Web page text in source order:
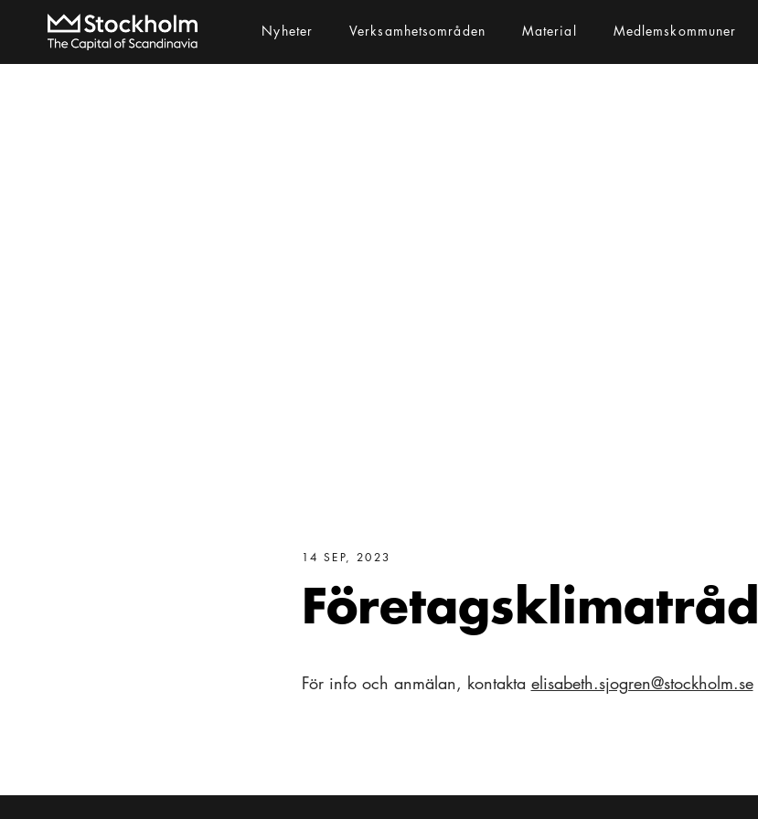
Nyheter Verksamhetsområden Material Medlemskommuner
14 SEP, 2023
Företagsklimatråd
För info och anmälan, kontakta elisabeth.sjogren@stockholm.se